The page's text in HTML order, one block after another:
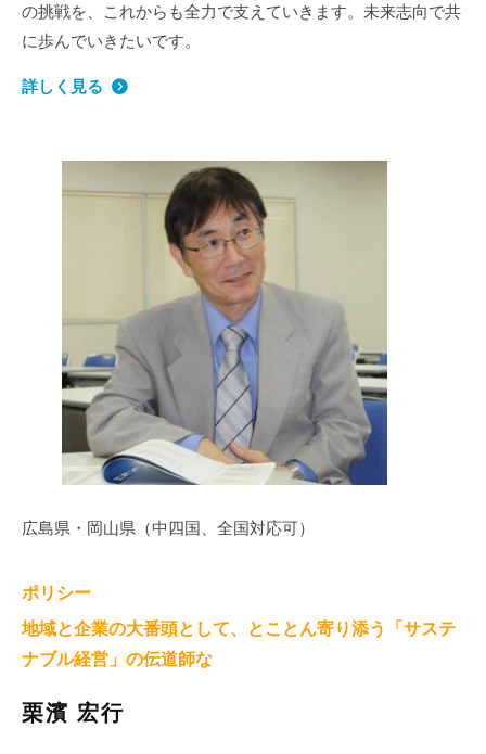
の挑戦を、これからも全力で支えていきます。未来志向で共
に歩んでいきたいです。
詳しく見る
広島県・岡山県（中四国、全国対応可）
ポリシー
地域と企業の大番頭として、とことん寄り添う「サステ
ナブル経営」の伝道師な
栗濱 宏行